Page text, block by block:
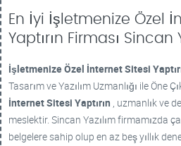
En İyi İşletmenize Özel
Yaptırın Firması Sincan
İşletmenize Özel İnternet Sitesi
Tasarım ve Yazılım Uzmanlığı ile Öne
İnternet Sitesi Yaptırın , uzmanlık ve
meslektir. Sincan Yazılım firmamızda
belgelere sahip olup en az beş yıllık